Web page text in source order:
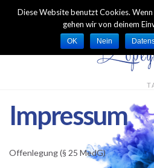
Impressum
Offenlegung (§ 25 MedG)
Diese Website benutzt Cookies.
gehen wir von deinem
OK Nein